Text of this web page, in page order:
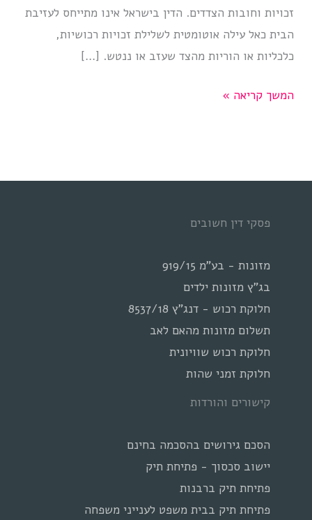
זכויות וחובות הצדדים. הדין בישראל אינו מתייחס לעזיבת
הבית כאל עילה אוטומטית לשלילת זכויות רכושיות,
כלכליות או הוריות מהצד שעזב או ננטש. […]
המשמעות
בן
המשך קריאה »
פסקי דין חשובים
מזונות - בע"מ 919/15
בג"ץ מזונות ילדים
חלוקת רכוש - דנג"ץ 8537/18
תשלום מזונות מהאם לאב
חלוקת רכוש שוויונית
חלוקת זמני שהות
קישורים והורדות
הסכם גירושים בהסכמה בחינם
יישוב סכסוך - פתיחת תיק
פתיחת תיק ברבנות
פתיחת תיק בבית משפט לענייני משפחה